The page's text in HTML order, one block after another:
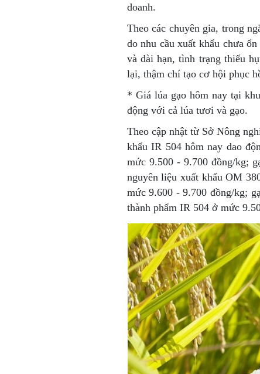
doanh.
Theo các chuyên gia, trong
do nhu cầu xuất khẩu chưa
và dài hạn, tình trạng thiếu
lại, thậm chí tạo cơ hội phục
* Giá lúa gạohôm nay tại
động với cả lúa tươi và gạo.
Theo cập nhật từ Sở Nông
khẩu IR 504 hôm nay dao
mức 9.500 - 9.700 đồng/kg;
nguyên liệu xuất khẩu OM
mức 9.600 - 9.700 đồng/kg;
thành phẩm IR 504 ở mức